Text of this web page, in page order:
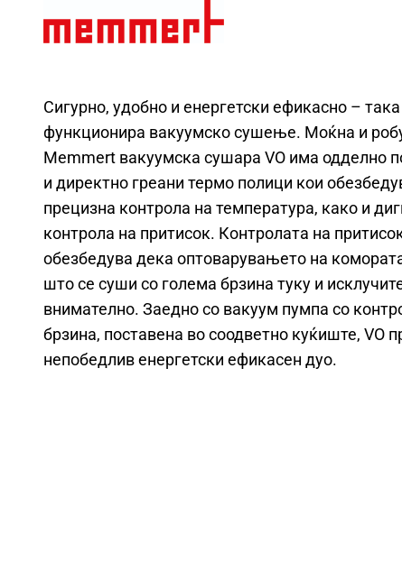
Сигурно, удобно и енергетски ефикасно –
функционира вакуумско сушење. Моќна и
Memmert вакуумска сушара VO има одделно
и директно греани термо полици кои
прецизна контрола на температура, како и
контрола на притисок. Контролата на
обезбедува дека оптоварувањето на
што се суши со голема брзина туку и
внимателно. Заедно со вакуум пумпа со
брзина, поставена во соодветно куќиште, VO
непобедлив енергетски ефикасен дуо.